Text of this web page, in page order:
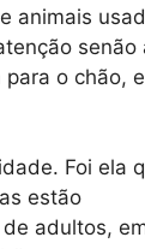
animais
senão
o chão,
Foi ela
estão
adultos,